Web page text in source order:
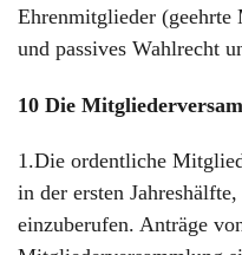
Ehrenmitglieder
und passives Wahlrecht
10 Die
1.Die ordentliche
in der ersten
einzuberufen. Anträge